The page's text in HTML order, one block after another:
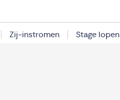
Zij-instromen Stage lopen